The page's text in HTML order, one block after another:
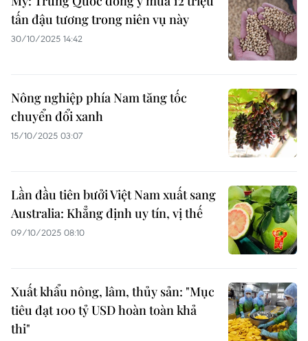
tấn đậu tương trong niên vụ này
30/10/2025 14:42
Nông nghiệp phía Nam tăng tốc
chuyển đổi xanh
15/10/2025 03:07
Lần đầu tiên bưởi Việt Nam xuất sang
Australia: Khẳng định uy tín, vị thế
09/10/2025 08:10
Xuất khẩu nông, lâm, thủy sản: "Mục
tiêu đạt 100 tỷ USD hoàn toàn khả
thi"